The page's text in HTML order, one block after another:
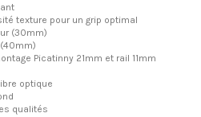
texture pour un grip optimal
(30mm)
Picatinny 21mm et rail 11mm
optique
qualités